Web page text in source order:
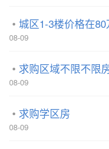
城区1-3楼价格在80
08-09
求购区域不限不限
08-09
求购学区房
08-09